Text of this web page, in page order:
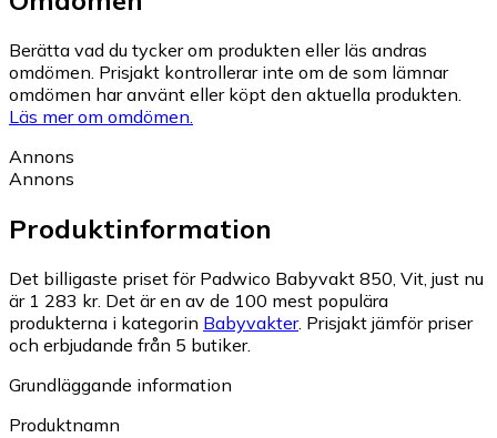
Berätta vad du tycker om produkten eller läs andras
omdömen. Prisjakt kontrollerar inte om de som lämnar
omdömen har använt eller köpt den aktuella produkten.
Läs mer om omdömen.
Annons
Annons
Produktinformation
Det billigaste priset för Padwico Babyvakt 850, Vit, just nu
är 1 283 kr. Det är en av de 100 mest populära
produkterna i kategorin Babyvakter. Prisjakt jämför priser
och erbjudande från 5 butiker.
Grundläggande information
Produktnamn